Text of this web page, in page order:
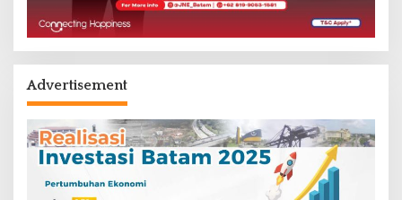
Advertisement